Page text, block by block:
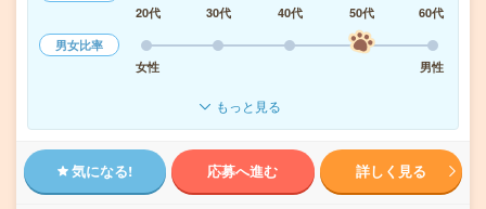
20代
30代 40代 50代
60代
男女比率
女性
男性
もっと見る
気になる! 応募へ進む 詳しく見る